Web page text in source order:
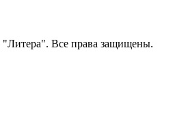
Все права защищены.